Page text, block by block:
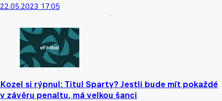
22.05.2023 17:05
Kozel si rýpnul: Titul Sparty? Jestli bude mít pokaždé
v závěru penaltu, má velkou šanci